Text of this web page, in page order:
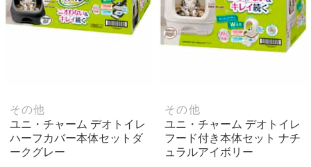
その他
ユニ・チャーム デオトイレ
ハーフカバー本体セットダ
ークグレー
その他
ユニ・チャーム デオトイレ
フード付き本体セット ナチ
ュラルアイボリー